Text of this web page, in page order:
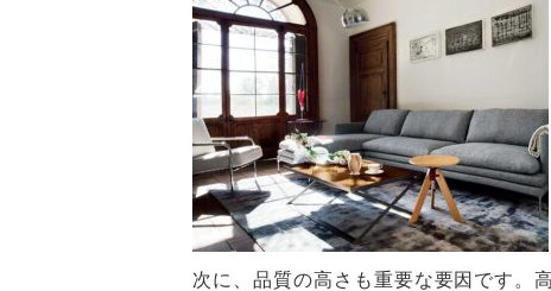
次に、品質の高さも重要な要因です。